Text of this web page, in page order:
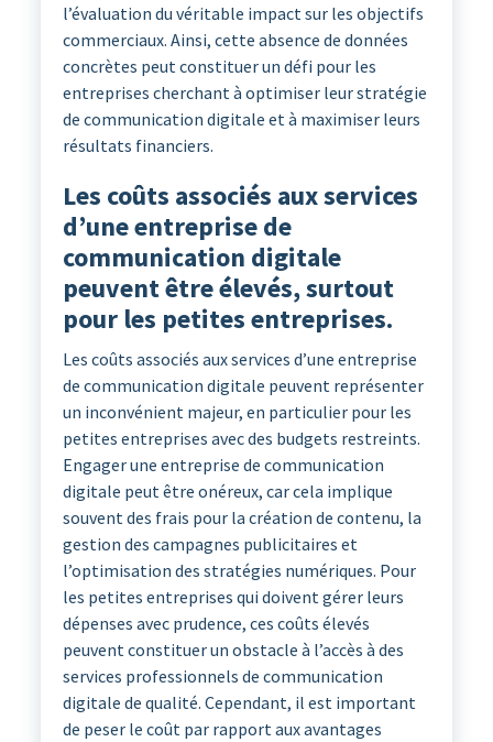
l’évaluation du véritable impact sur les objectifs
commerciaux. Ainsi, cette absence de données
concrètes peut constituer un défi pour les
entreprises cherchant à optimiser leur stratégie
de communication digitale et à maximiser leurs
résultats financiers.
Les coûts associés aux services
d’une entreprise de
communication digitale
peuvent être élevés, surtout
pour les petites entreprises.
Les coûts associés aux services d’une entreprise
de communication digitale peuvent représenter
un inconvénient majeur, en particulier pour les
petites entreprises avec des budgets restreints.
Engager une entreprise de communication
digitale peut être onéreux, car cela implique
souvent des frais pour la création de contenu, la
gestion des campagnes publicitaires et
l’optimisation des stratégies numériques. Pour
les petites entreprises qui doivent gérer leurs
dépenses avec prudence, ces coûts élevés
peuvent constituer un obstacle à l’accès à des
services professionnels de communication
digitale de qualité. Cependant, il est important
de peser le coût par rapport aux avantages